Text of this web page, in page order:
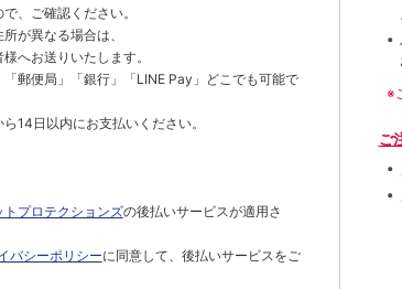
、ご確認ください。
が異なる場合は、
へお送りいたします。
郵便局」「銀行」「LINE Pay」どこでも可能で
14日以内にお支払いください。
トプロテクションズの後払いサービスが適用さ
バシーポリシーに同意して、後払いサービスをご
※
ご